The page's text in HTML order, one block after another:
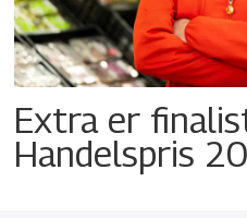
Extra er
Handelspris